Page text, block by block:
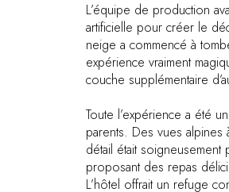
L’équipe de production
artificielle pour créer le
neige a commencé à
expérience vraiment
couche supplémentaire
Toute l’expérience a été
parents. Des vues
détail était
proposant des repas
L’hôtel offrait un refuge